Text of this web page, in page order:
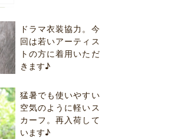
ドラマ衣装協力。今
回は若いアーティス
トの方に着用いただ
きます♪
猛暑でも使いやすい
空気のように軽いス
カーフ。再入荷して
います♪